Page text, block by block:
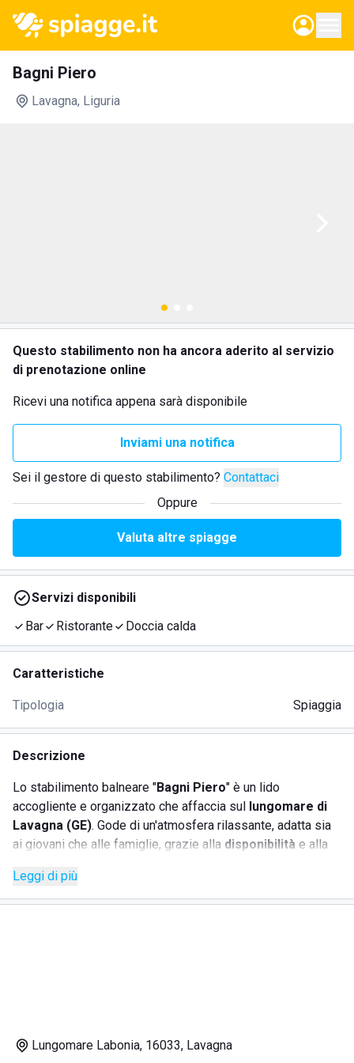
Bagni Piero
Lavagna, Liguria
Questo stabilimento non ha ancora aderito al servizio
di prenotazione online
Ricevi una notifica appena sarà disponibile
Inviami una notifica
Sei il gestore di questo stabilimento? Contattaci
Oppure
Valuta altre spiagge
Servizi disponibili
Bar
Ristorante Doccia calda
Caratteristiche
Tipologia Spiaggia
Descrizione
Lo stabilimento balneare "Bagni Piero" è un lido
accogliente e organizzato che affaccia sul lungomare di
Lavagna (GE). Gode di un'atmosfera rilassante, adatta sia
ai giovani che alle famiglie, grazie alla disponibilità e alla
possono trovare:
Leggi di più
Lungomare Labonia, 16033, Lavagna